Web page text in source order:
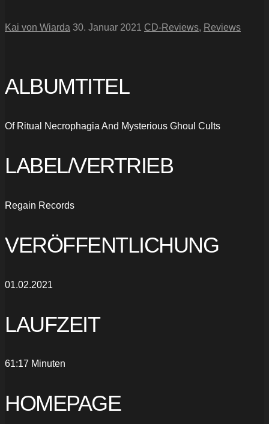
Kai von Wiarda 30. Januar 2021 CD-Reviews, Reviews
ALBUMTITEL
Of Ritual Necrophagia And Mysterious Ghoul Cults
LABEL/VERTRIEB
Regain Records
VERÖFFENTLICHUNG
01.02.2021
LAUFZEIT
61:17 Minuten
HOMEPAGE